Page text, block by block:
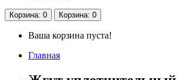
Корзина: 0 Корзина: 0
Ваша корзина пуста!
Главная